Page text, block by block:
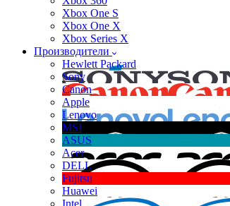
Xbox One S
Xbox One X
Xbox Series X
Производители
Hewlett Packard
Sony
Canon
Apple
Lenovo
MSI
ASUS
Acer
DELL
Fujitsu
Huawei
Intel